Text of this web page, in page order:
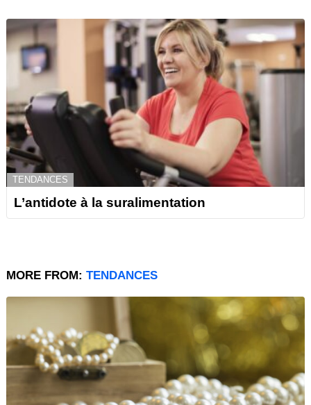
TENDANCES
L’antidote à la suralimentation
MORE FROM: TENDANCES